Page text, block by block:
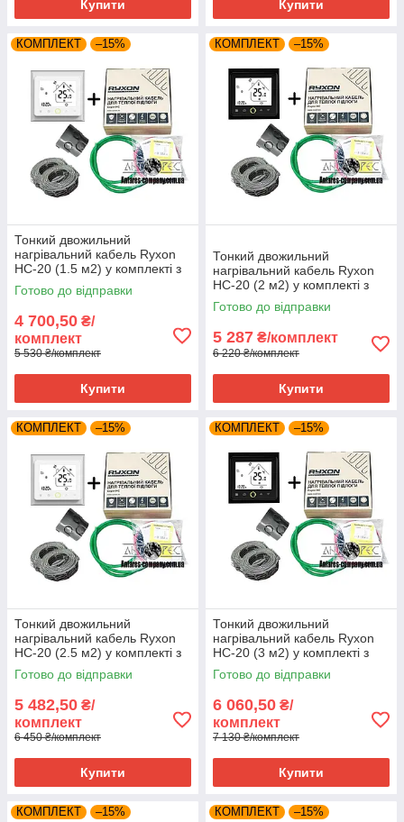
Купити Купити
КОМПЛЕКТ –15%
Тонкий двожильний
нагрівальний кабель Ryxon
HC-20 (1.5 м2) у комплекті з
WI-FI thermostat TWE02
Готово до відправки
4 700,50 ₴/
комплект
5 530 ₴/комплект
Купити
КОМПЛЕКТ –15%
Тонкий двожильний
нагрівальний кабель Ryxon
HC-20 (2 м2) у комплекті з
WI-FI thermostat TWE02
Готово до відправки
5 287 ₴/комплект
6 220 ₴/комплект
Купити
КОМПЛЕКТ –15%
Тонкий двожильний
нагрівальний кабель Ryxon
HC-20 (2.5 м2) у комплекті з
WI-FI thermostat
Готово до відправки
5 482,50 ₴/
комплект
6 450 ₴/комплект
Купити
КОМПЛЕКТ –15%
Тонкий двожильний
нагрівальний кабель Ryxon
HC-20 (3 м2) у комплекті з
WI-FI thermostat TWE02
Готово до відправки
6 060,50 ₴/
комплект
7 130 ₴/комплект
Купити
КОМПЛЕКТ –15% КОМПЛЕКТ –15%